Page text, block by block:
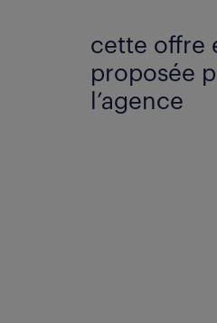
cette offre
proposée
l’agence